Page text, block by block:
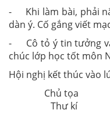
- Khi làm bài, phải
dàn ý. Cố gắng viết
- Cô tỏ ý tin tưởng
chúc lớp học tốt môn
Hội nghị kết thúc vào
Thư kí